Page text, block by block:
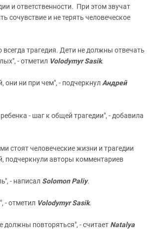
и ответственности. При этом звучат
сочувствие и не терять человеческое
всегда трагедия. Дети не должны отвечать
- отметил Volodymyr Sasik.
они ни при чем", - подчеркнул Андрей
- шаг к общей трагедии", - добавила
стоят человеческие жизни и трагедии
подчеркнули авторы комментариев
- написал Solomоn Paliy.
- отметил Volodymyr Sasik.
должны повторяться", - считает Natalya